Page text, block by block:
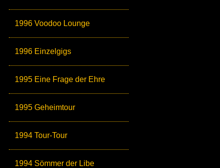
1996 Voodoo Lounge
1996 Einzelgigs
1995 Eine Frage der Ehre
1995 Geheimtour
1994 Tour-Tour
1994 Sömmer der Libe